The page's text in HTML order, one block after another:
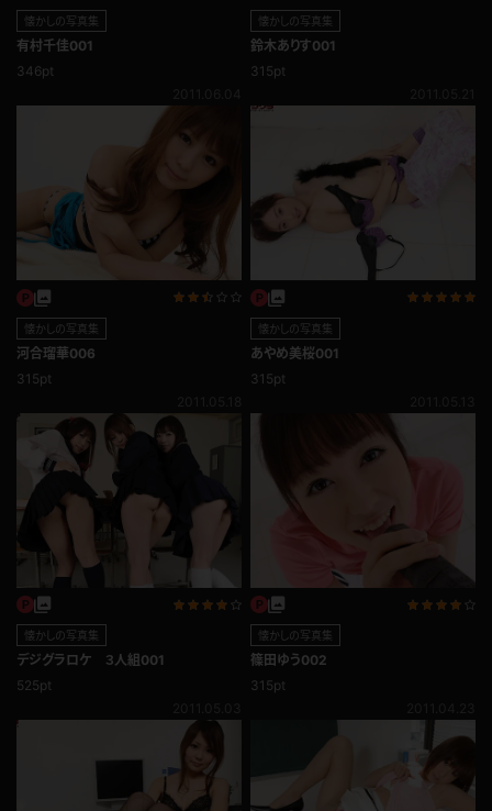
懐かしの写真集
有村千佳001
346pt
懐かしの写真集
鈴木ありす001
315pt
懐かしの写真集
河合瑠華006
315pt
懐かしの写真集
あやめ美桜001
315pt
懐かしの写真集
デジグラロケ ３人組001
525pt
懐かしの写真集
篠田ゆう002
315pt